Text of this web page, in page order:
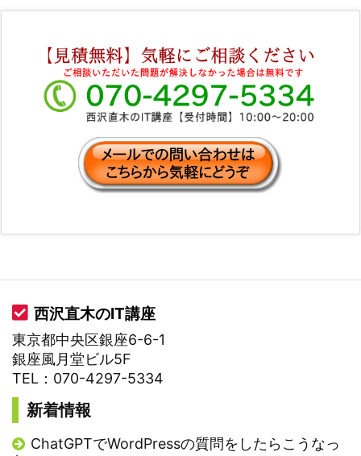
西沢直木のIT講座
東京都中央区銀座6-6-1
銀座風月堂ビル5F
TEL：070-4297-5334
新着情報
ChatGPTでWordPressの質問をしたらこうなっ